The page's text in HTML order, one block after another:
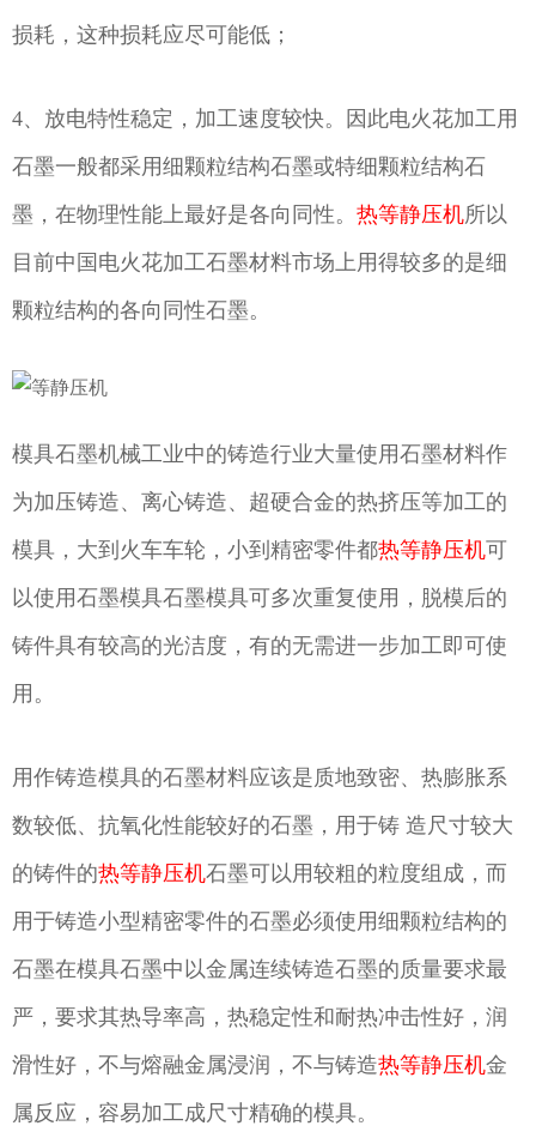
损耗，这种损耗应尽可能低；
4、放电特性稳定，加工速度较快。因此电火花加工用
石墨一般都采用细颗粒结构石墨或特细颗粒结构石
墨，在物理性能上最好是各向同性。 热等静压机所以
目前中国电火花加工石墨材料市场上用得较多的是细
颗粒结构的各向同性石墨。
模具石墨机械工业中的铸造行业大量使用石墨材料作
为加压铸造、离心铸造、超硬合金的热挤压等加工的
模具，大到火车车轮，小到精密零件都热等静压机可
以使用石墨模具石墨模具可多次重复使用，脱模后的
铸件具有较高的光洁度，有的无需进一步加工即可使
用。
用作铸造模具的石墨材料应该是质地致密、热膨胀系
数较低、抗氧化性能较好的石墨，用于铸 造尺寸较大
的铸件的热等静压机石墨可以用较粗的粒度组成，而
用于铸造小型精密零件的石墨必须使用细颗粒结构的
石墨在模具石墨中以金属连续铸造石墨的质量要求最
严，要求其热导率高，热稳定性和耐热冲击性好，润
滑性好，不与熔融金属浸润，不与铸造热等静压机金
属反应，容易加工成尺寸精确的模具。